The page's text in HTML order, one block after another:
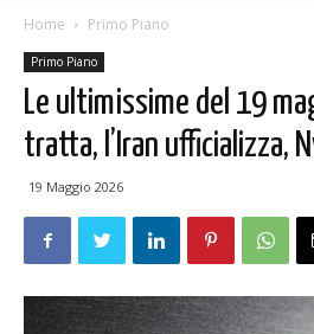
Home Primo Piano
Primo Piano
Le ultimissime del 19
tratta, l’Iran ufficializza,
19 Maggio 2026